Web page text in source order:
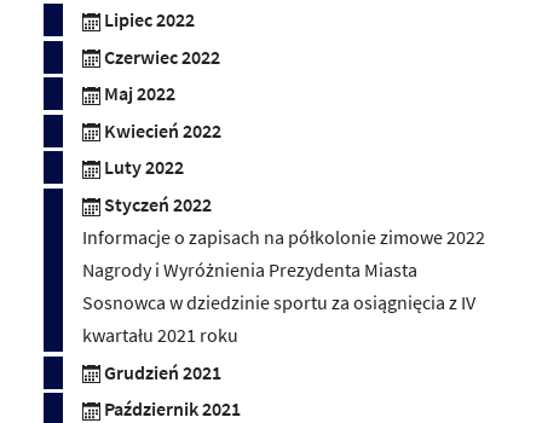
Lipiec 2022
Czerwiec 2022
Maj 2022
Kwiecień 2022
Luty 2022
Styczeń 2022
Informacje o zapisach na półkolonie zimowe 2022
Nagrody i Wyróżnienia Prezydenta Miasta
Sosnowca w dziedzinie sportu za osiągnięcia z IV
kwartału 2021 roku
Grudzień 2021
Październik 2021